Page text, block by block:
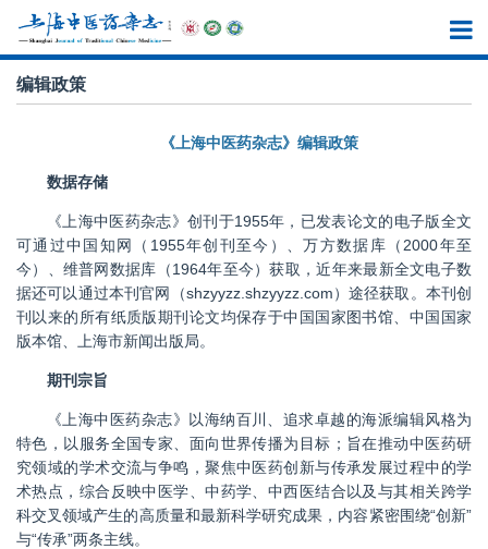
编辑政策
《上海中医药杂志》编辑政策
数据存储
《上海中医药杂志》创刊于1955年，已发表论文的电子版全文
可通过中国知网（1955年创刊至今）、万方数据库（2000年至
今）、维普网数据库（1964年至今）获取，近年来最新全文电子数
据还可以通过本刊官网（shzyyzz.shzyyzz.com）途径获取。本刊创
刊以来的所有纸质版期刊论文均保存于中国国家图书馆、中国国家
版本馆、上海市新闻出版局。
期刊宗旨
《上海中医药杂志》以海纳百川、追求卓越的海派编辑风格为
特色，以服务全国专家、面向世界传播为目标；旨在推动中医药研
究领域的学术交流与争鸣，聚焦中医药创新与传承发展过程中的学
术热点，综合反映中医学、中药学、中西医结合以及与其相关跨学
科交叉领域产生的高质量和最新科学研究成果，内容紧密围绕“创新”
与“传承”两条主线。